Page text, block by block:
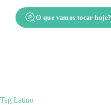
O que vamos tocar hoje?
Tag Latino